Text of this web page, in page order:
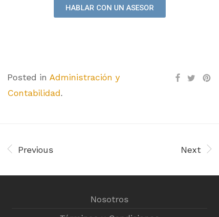
HABLAR CON UN ASESOR
Posted in Administración y
Contabilidad.
Previous Next
Nosotros